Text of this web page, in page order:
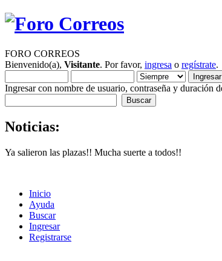
FORO CORREOS
Bienvenido(a), Visitante. Por favor, ingresa o regístrate.
Ingresar con nombre de usuario, contraseña y duración
Noticias:
Ya salieron las plazas!! Mucha suerte a todos!!
Inicio
Ayuda
Buscar
Ingresar
Registrarse